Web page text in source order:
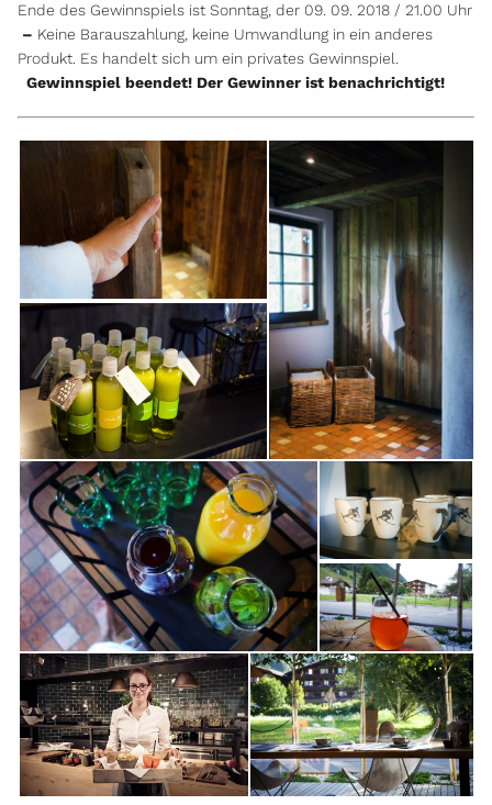
Ende des Gewinnspiels ist Sonntag, der 09. 09. 2018 / 21.00 Uhr
– Keine Barauszahlung, keine Umwandlung in ein anderes
Produkt. Es handelt sich um ein privates Gewinnspiel.
Gewinnspiel beendet! Der Gewinner ist benachrichtigt!